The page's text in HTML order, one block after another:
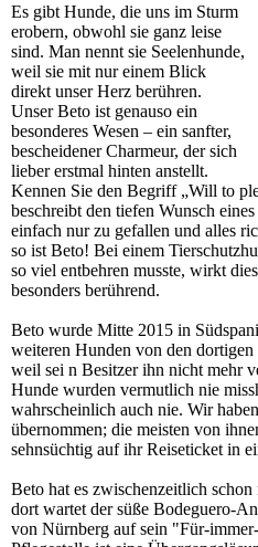
Es gibt Hunde, die uns im Sturm
erobern, obwohl sie ganz leise
sind. Man nennt sie Seelenhunde,
weil sie mit nur einem Blick
direkt unser Herz berühren.
Unser Beto ist genauso ein
besonderes Wesen – ein sanfter,
bescheidener Charmeur, der sich
lieber erstmal hinten anstellt.
Kennen Sie den Begriff „Will to
beschreibt den tiefen Wunsch
einfach nur zu gefallen und alles
so ist Beto! Bei einem
so viel entbehren musste, wirkt
besonders berührend.
Beto wurde Mitte 2015 in
weiteren Hunden von den dortigen
weil sei n Besitzer ihn nicht mehr
Hunde wurden vermutlich nie
wahrscheinlich auch nie. Wir
übernommen; die meisten von
sehnsüchtig auf ihr Reiseticket in
Beto hat es zwischenzeitlich
dort wartet der süße Bodeguero-
von Nürnberg auf sein "Für-